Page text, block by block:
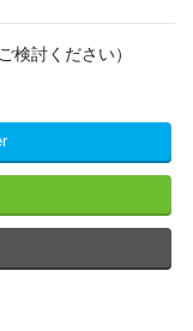
検討ください）